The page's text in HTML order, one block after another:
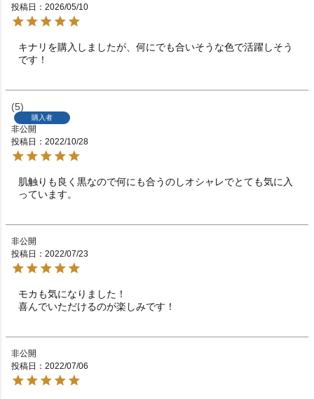
投稿日
2026/05/10
キナリを購入しましたが、何にでも合いそうな色で活躍しそう
です！
5
購入者
非公開
投稿日
2022/10/28
肌触りも良く黒なので何にも合うのしオシャレでとても気に入
っています。
非公開
投稿日
2022/07/23
モカも気になりました！
喜んでいただけるのが楽しみです！
非公開
投稿日
2022/07/06